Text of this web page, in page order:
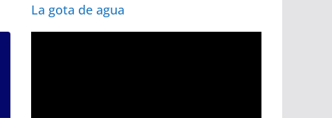
La gota de agua